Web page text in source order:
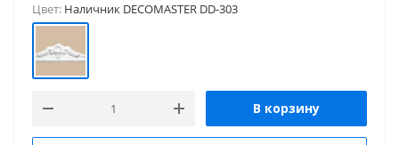
Цвет: Наличник DECOMASTER DD-303
В корзину